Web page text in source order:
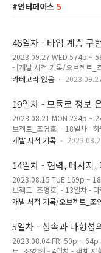
인터페이스 5
46일차 - 타입 계층 구
스 / 추상 클래스 이용
2023.09.27 WED 574p ~
- [개발 서적 기록/오브젝트_
의한 설계 : 가변성 규칙 45일
2023.09.26 - [개발 서적 기
LSP와 계약에 의한 설계 : 계
한 설계 : 계약 규칙
magenta-ming.tistory.com
타입 계층 구현에 대해 다뤘
카테고리 없음
19일차 - 모듈로 정보
2023.08.21 MON 234p ~
브젝트_조영호] - 18일차 -
2023.08.20 SUN 223p ~
상화와 데이터 추상화
ming.tistory.com 정보 은닉
경되는 안정적인 인터페이스
템을 모듈로 분해한 후에는
개발 서적 기록
14일차 - 협력, 메시지,
2023.08.15 TUE 169p ~
브젝트_조영호] - 13일차 -
을 고려하자. 메서드를 분해
클래스를 찾아라 12일차 -
14 magenta-
은 메서드로 분해하면, 전체
개발 서적 기록/오브젝트_조
5일차 - 상속과 다형성
2023.08.04 FRI 50p ~ 64p
트_조영호] - 4일차 - 객체 지